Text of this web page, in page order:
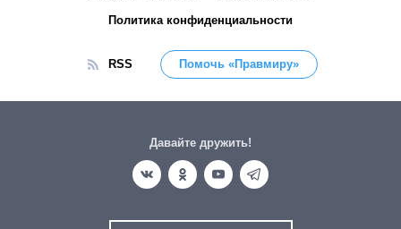
Политика конфиденциальности
RSS Помочь «Правмиру»
Давайте дружить!